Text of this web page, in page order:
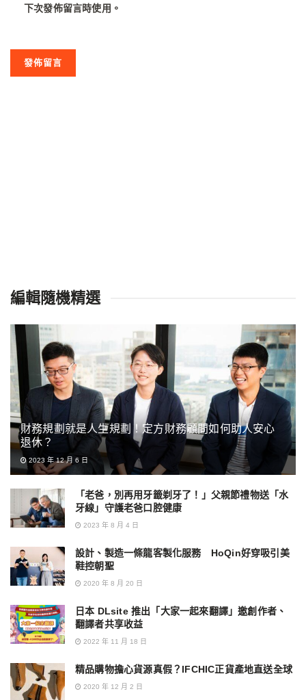
下次發佈留言時使用。
編輯隨機精選
財務規劃就是人生規劃！定方財務顧問如何助人安心
退休？
2023 年 12 月 6 日
「老爸，別再用牙籤剃牙了！」父親節禮物送「水
牙線」守護老爸口腔健康
2023 年 8 月 4 日
設計、製造一條龍客製化服務 HoQin好穿吸引美
鞋控朝聖
2020 年 8 月 20 日
日本 DLsite 推出「大家一起來翻譯」邀創作者、
翻譯者共享收益
2022 年 11 月 18 日
精品購物擔心貨源真假？IFCHIC正貨產地直送全球
2020 年 12 月 2 日